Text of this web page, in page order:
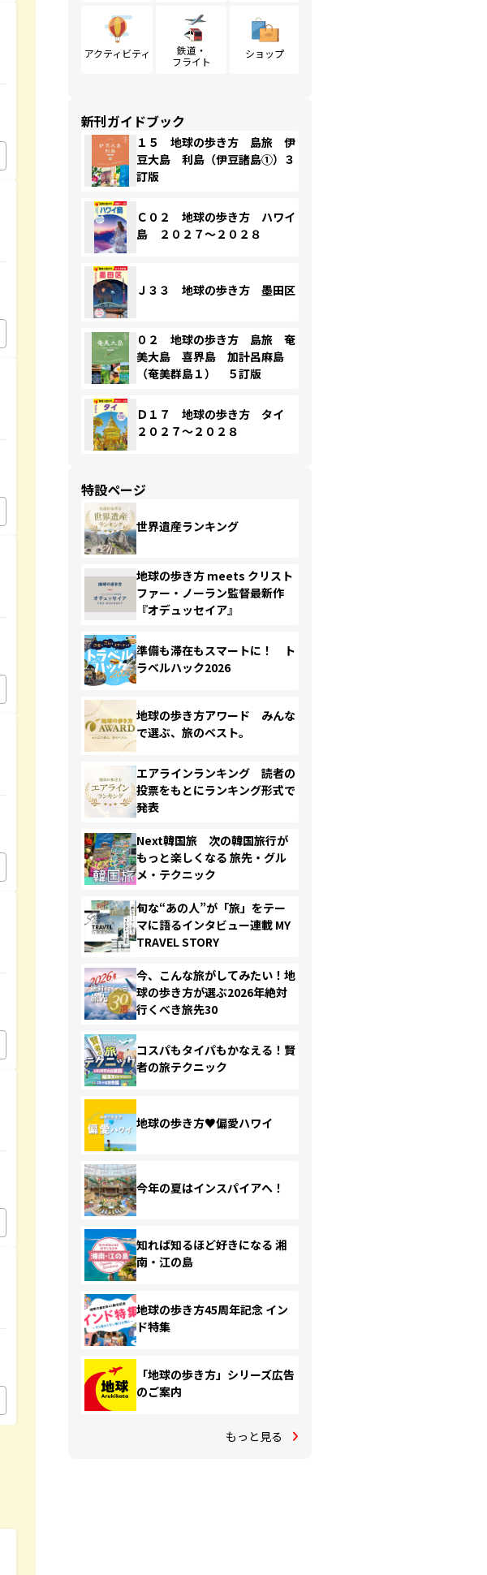
アクティビティ
鉄道・
フライト
ショップ
新刊ガイドブック
１５ 地球の歩き方 島旅 伊
豆大島 利島（伊豆諸島①）３
訂版
Ｃ０２ 地球の歩き方 ハワイ
島 ２０２７～２０２８
Ｊ３３ 地球の歩き方 墨田区
０２ 地球の歩き方 島旅 奄
美大島 喜界島 加計呂麻島
（奄美群島１） ５訂版
Ｄ１７ 地球の歩き方 タイ
２０２７～２０２８
特設ページ
世界遺産ランキング
地球の歩き方 meets クリスト
ファー・ノーラン監督最新作
『オデュッセイア』
準備も滞在もスマートに！ ト
ラベルハック2026
地球の歩き方アワード みんな
で選ぶ、旅のベスト。
エアラインランキング 読者の
投票をもとにランキング形式で
発表
Next韓国旅 次の韓国旅行が
もっと楽しくなる 旅先・グル
メ・テクニック
旬な“あの人”が「旅」をテー
マに語るインタビュー連載 MY
TRAVEL STORY
今、こんな旅がしてみたい！地
球の歩き方が選ぶ2026年絶対
行くべき旅先30
コスパもタイパもかなえる！賢
者の旅テクニック
地球の歩き方♥偏愛ハワイ
今年の夏はインスパイアへ！
知れば知るほど好きになる 湘
南・江の島
地球の歩き方45周年記念 イン
ド特集
「地球の歩き方」シリーズ広告
のご案内
もっと見る